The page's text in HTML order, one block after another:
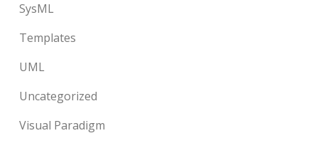
SysML
Templates
UML
Uncategorized
Visual Paradigm